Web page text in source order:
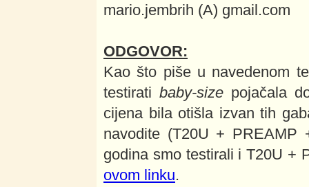
mario.jembrih (A) gmail.com
ODGOVOR:
Kao što piše u navedenom
testirati baby-sizepojačala
cijena bila otišla izvan tih
navodite (T20U +
godina smo testirali i T20U +
ovom linku.